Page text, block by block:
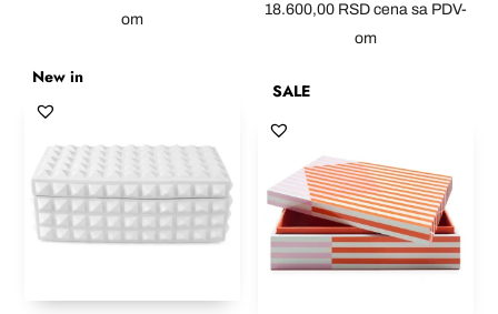
om
18.600,00 RSD cena sa PDV-
om
New in
SALE